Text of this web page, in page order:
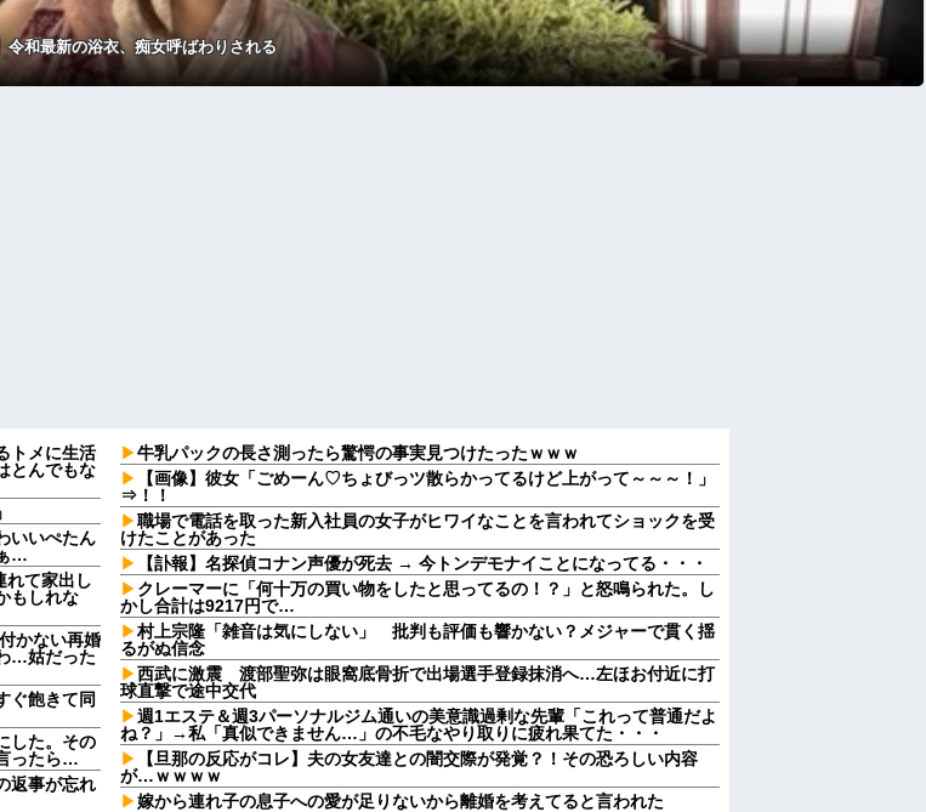
令和最新の浴衣、痴女呼ばわりされる
トメに生活
とんでもな
いいぺたん
…
れて家出し
もしれな
かない再婚
…姑だった
ぐ飽きて同
した。その
ったら…
返事が忘れ
牛乳パックの長さ測ったら驚愕の事実見つけたったｗｗｗ
【画像】彼女「ごめーん♡ちょびっツ散らかってるけど上がって～～～！」
⇒！！
職場で電話を取った新入社員の女子がヒワイなことを言われてショックを受
けたことがあった
【訃報】名探偵コナン声優が死去 → 今トンデモナイことになってる・・・
クレーマーに「何十万の買い物をしたと思ってるの！？」と怒鳴られた。し
かし合計は9217円で…
村上宗隆「雑音は気にしない」 批判も評価も響かない？メジャーで貫く揺
るがぬ信念
西武に激震 渡部聖弥は眼窩底骨折で出場選手登録抹消へ…左ほお付近に打
球直撃で途中交代
週1エステ＆週3パーソナルジム通いの美意識過剰な先輩「これって普通だよ
ね？」→私「真似できません…」の不毛なやり取りに疲れ果てた・・・
【旦那の反応がコレ】夫の女友達との闇交際が発覚？！その恐ろしい内容
が…ｗｗｗｗ
嫁から連れ子の息子への愛が足りないから離婚を考えてると言われた